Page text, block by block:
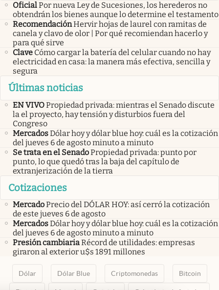
OficialPor nueva Ley de Sucesiones, los herederos no
obtendrán los bienes aunque lo determine el testamento
RecomendaciónHervir hojas de laurel con ramitas de
canela y clavo de olor | Por qué recomiendan hacerlo y
para qué sirve
Clave Cómo cargar la batería del celular cuando no hay
electricidad en casa: la manera más efectiva, sencilla y
segura
Últimas noticias
EN VIVOPropiedad privada: mientras el Senado discute
la el proyecto, hay tensión y disturbios fuera del
Congreso
MercadosDólar hoy y dólar blue hoy: cuál es la cotización
del jueves 6 de agosto minuto a minuto
Se trata en el SenadoPropiedad privada: punto por
punto, lo que quedó tras la baja del capítulo de
extranjerización de la tierra
Cotizaciones
MercadoPrecio del DÓLAR HOY: así cerró la cotización
de este jueves 6 de agosto
MercadosDólar hoy y dólar blue hoy: cuál es la cotización
del jueves 6 de agosto minuto a minuto
Presión cambiariaRécord de utilidades: empresas
giraron al exterior u$s 1891 millones
Dólar Dólar Blue Criptomonedas Bitcoin